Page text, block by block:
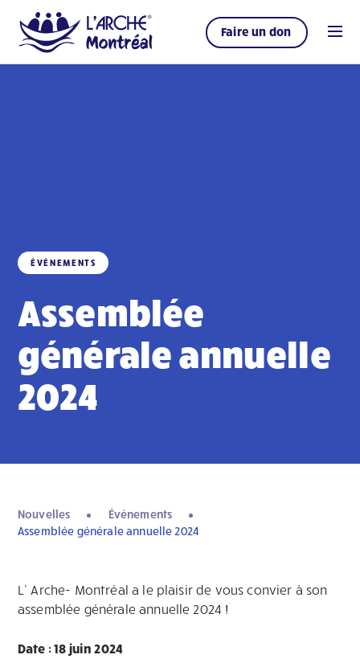
Faire un don
ÉVÉNEMENTS
Assemblée
générale annuelle
2024
Nouvelles
Événements
Assemblée générale annuelle 2024
L’ Arche- Montréal a le plaisir de vous convier à son
assemblée générale annuelle 2024 !
Date : 18 juin 2024